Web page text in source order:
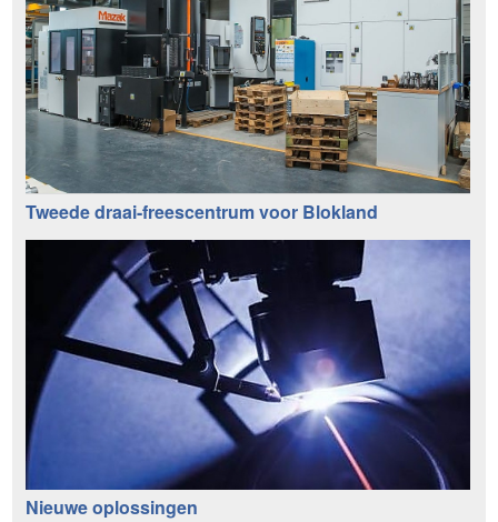
Tweede draai-freescentrum voor Blokland
Nieuwe oplossingen